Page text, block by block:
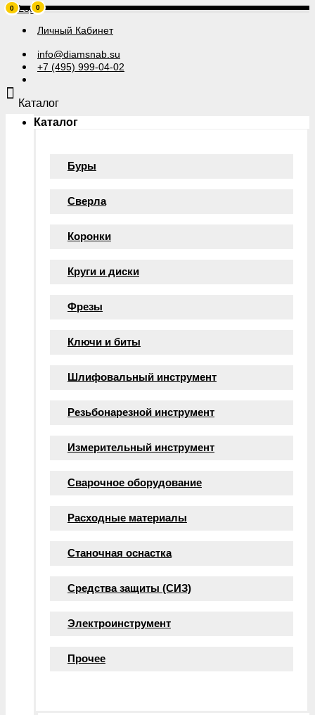
Личный Кабинет
info@diamsnab.su
+7 (495) 999-04-02
0
Каталог
Каталог
Буры
Сверла
Коронки
Круги и диски
Фрезы
Ключи и биты
Шлифовальный инструмент
Резьбонарезной инструмент
Измерительный инструмент
Сварочное оборудование
Расходные материалы
Станочная оснастка
Средства защиты (СИЗ)
Электроинструмент
Прочее
0